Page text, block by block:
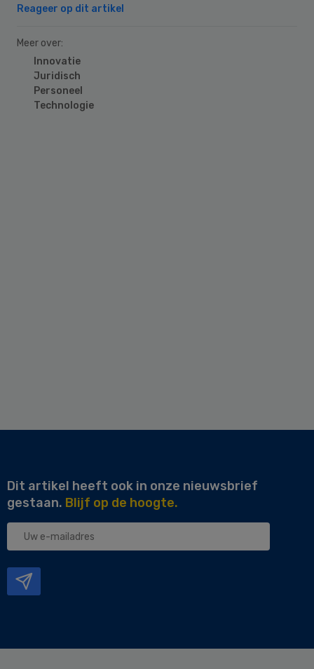
Reageer op dit artikel
Meer over:
Innovatie
Juridisch
Personeel
Technologie
Dit artikel heeft ook in onze nieuwsbrief
gestaan. Blijf op de hoogte.
Uw